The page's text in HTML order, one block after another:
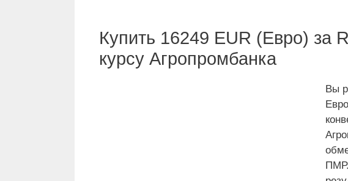
Купить 16249 EUR (Евро) за
курсу Агропромбанка
Вы